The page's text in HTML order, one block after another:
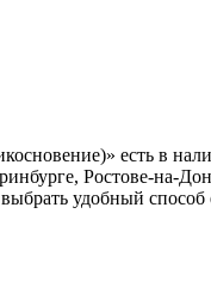
есть в
Ростове-на-
удобный